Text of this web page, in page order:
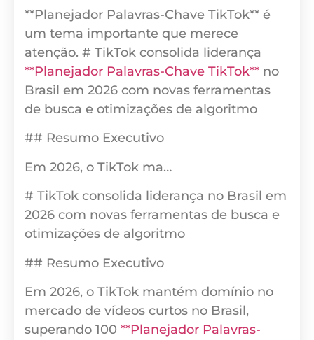
**Planejador Palavras-Chave TikTok** é
um tema importante que merece
atenção. # TikTok consolida liderança
**Planejador Palavras-Chave TikTok** no
Brasil em 2026 com novas ferramentas
de busca e otimizações de algoritmo
## Resumo Executivo
Em 2026, o TikTok ma…
# TikTok consolida liderança no Brasil em
2026 com novas ferramentas de busca e
otimizações de algoritmo
## Resumo Executivo
Em 2026, o TikTok mantém domínio no
mercado de vídeos curtos no Brasil,
superando 100 **Planejador Palavras-